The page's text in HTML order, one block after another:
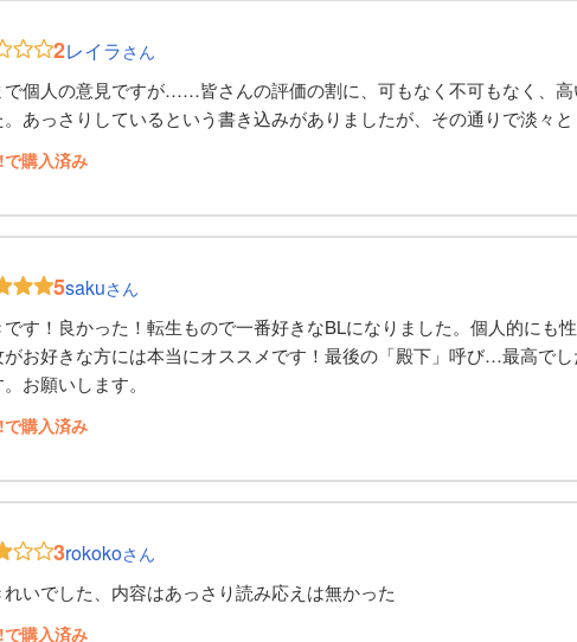
2レイラさん
で個人の意見ですが……皆さんの評価の割に、可もなく不可もなく、
。あっさりしているという書き込みがありましたが、その通りで淡々と
購入済み
5sakuさん
です！良かった！転生もので一番好きなBLになりました。個人的にも
がお好きな方には本当にオススメです！最後の「殿下」呼び…最高
お願いします。
購入済み
3rokokoさん
いでした、内容はあっさり読み応えは無かった
購入済み